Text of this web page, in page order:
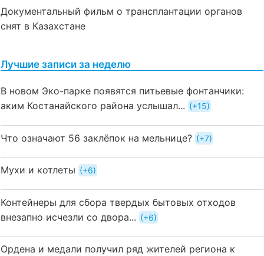
Документальный фильм о трансплантации органов
снят в Казахстане
Лучшие записи за неделю
В новом Эко-парке появятся питьевые фонтанчики:
аким Костанайского района услышал...
+15
Что означают 56 заклёпок на мельнице? +7
Мухи и котлеты +6
Контейнеры для сбора твердых бытовых отходов
внезапно исчезли со двора...
+6
Ордена и медали получил ряд жителей региона к